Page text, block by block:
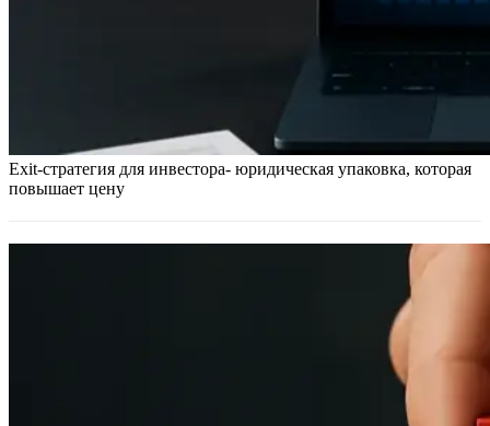
Exit-стратегия для инвестора- юридическая упаковка, которая
повышает цену